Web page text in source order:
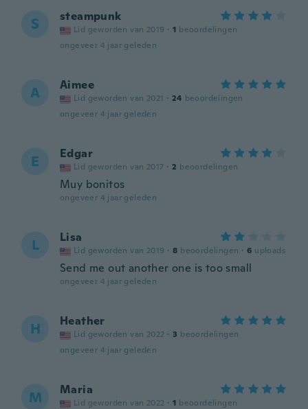
S steampunk
Lid geworden van 2019 · 1 beoordelingen
ongeveer 4 jaar geleden
A Aimee
Lid geworden van 2021 · 24 beoordelingen
ongeveer 4 jaar geleden
E Edgar
Lid geworden van 2017 · 2 beoordelingen
Muy bonitos
ongeveer 4 jaar geleden
L Lisa
Lid geworden van 2019 · 8 beoordelingen · 6 uploads
Send me out another one is too small
ongeveer 4 jaar geleden
H Heather
Lid geworden van 2022 · 3 beoordelingen
ongeveer 4 jaar geleden
M Maria
Lid geworden van 2022 · 1 beoordelingen